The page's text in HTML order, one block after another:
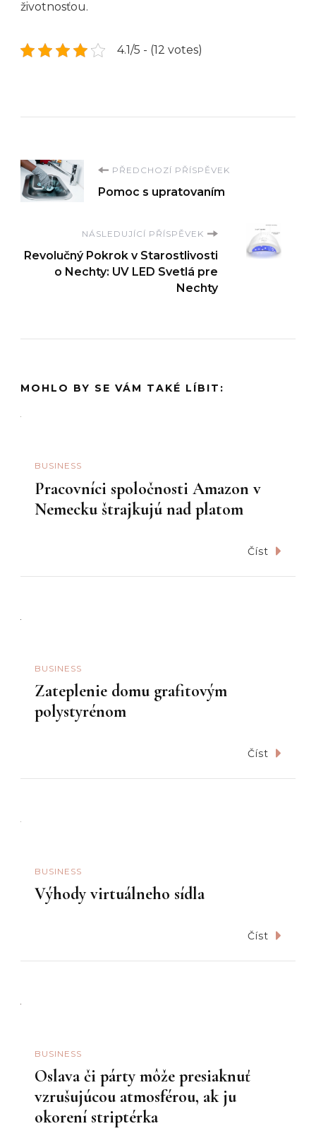
životnosťou.
4.1/5 - (12 votes)
Navigace
příspěvku
PŘEDCHOZÍ PŘÍSPĚVEK
Pomoc s upratovaním
NÁSLEDUJÍCÍ PŘÍSPĚVEK
Revolučný Pokrok v Starostlivosti
o Nechty: UV LED Svetlá pre
Nechty
MOHLO BY SE VÁM TAKÉ LÍBIT:
BUSINESS
Pracovníci spoločnosti Amazon v
Nemecku štrajkujú nad platom
Číst
BUSINESS
Zateplenie domu grafitovým
polystyrénom
Číst
BUSINESS
Výhody virtuálneho sídla
Číst
BUSINESS
Oslava či párty môže presiaknuť
vzrušujúcou atmosférou, ak ju
okorení striptérka